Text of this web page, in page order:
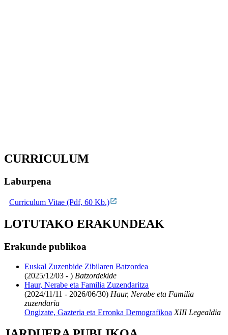
CURRICULUM
Laburpena
Curriculum Vitae (Pdf, 60 Kb.)
LOTUTAKO ERAKUNDEAK
Erakunde publikoa
Euskal Zuzenbide Zibilaren Batzordea
(2025/12/03 - ) Batzordekide
Haur, Nerabe eta Familia Zuzendaritza
(2024/11/11 - 2026/06/30) Haur, Nerabe eta Familia
zuzendaria
Ongizate, Gazteria eta Erronka Demografikoa XIII Legealdia